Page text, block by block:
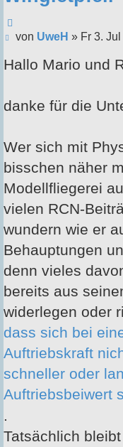
Beitrag
von UweH » Fr 3.
Hallo Mario und
danke für die
Wer sich mit
bisschen näher
Modellfliegerei
vielen RCN-
wundern wie er
Behauptungen
denn vieles
bereits aus
widerlegen oder
dass sich bei
Auftriebskraft
schneller oder
Auftriebsbeiwert
.
Tatsächlich